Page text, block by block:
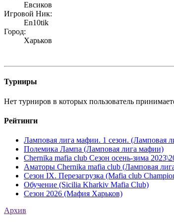
Евсиков
Игровой Ник:
En10tik
Город:
Харьков
Турниры
Нет турниров в которых пользователь
Рейтинги
Ламповая лига мафии. 1 сезон. (Ламповая
Полемика Лампа (Ламповая лига мафии)
Chernika mafia club Сезон осень-зима
Аматоры Chernika mafia club (Ламповая
Сезон IX. Перезагрузка (Mafia club
Обучение (Sicilia Kharkiv Mafia Club)
Сезон 2026 (Мафия Харьков)
Архив